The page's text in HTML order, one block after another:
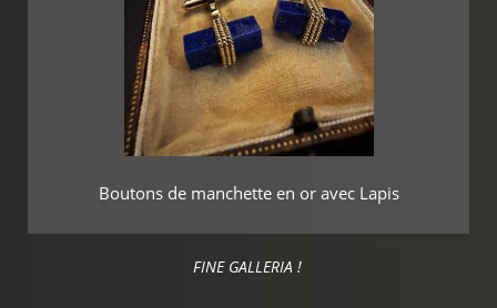
Boutons de manchette en or avec Lapis
FINE GALLERIA !